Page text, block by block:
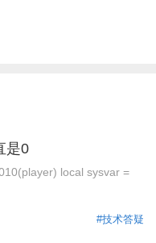
是0
local sysvar =
#技术答疑